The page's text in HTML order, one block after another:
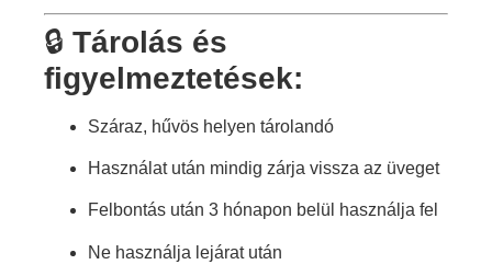
🔒 Tárolás és
figyelmeztetések:
Száraz, hűvös helyen tárolandó
Használat után mindig zárja vissza az üveget
Felbontás után 3 hónapon belül használja fel
Ne használja lejárat után